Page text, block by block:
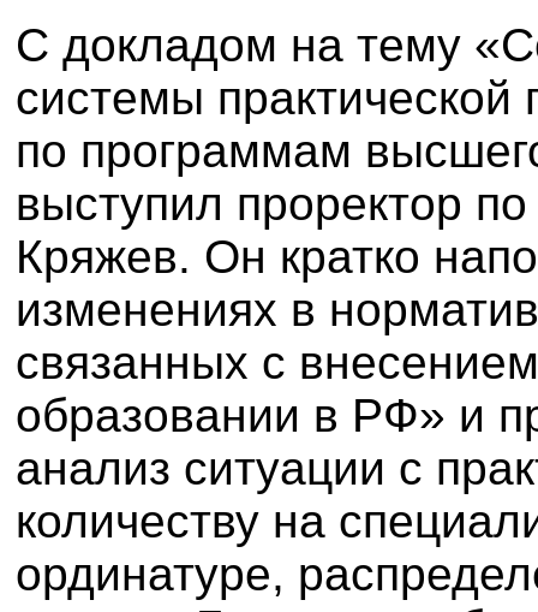
С докладом на тему
системы практической
по программам
выступил проректор
Кряжев. Он кратко
изменениях в
связанных с
образовании в РФ» и
анализ ситуации с
количеству на
ординатуре,